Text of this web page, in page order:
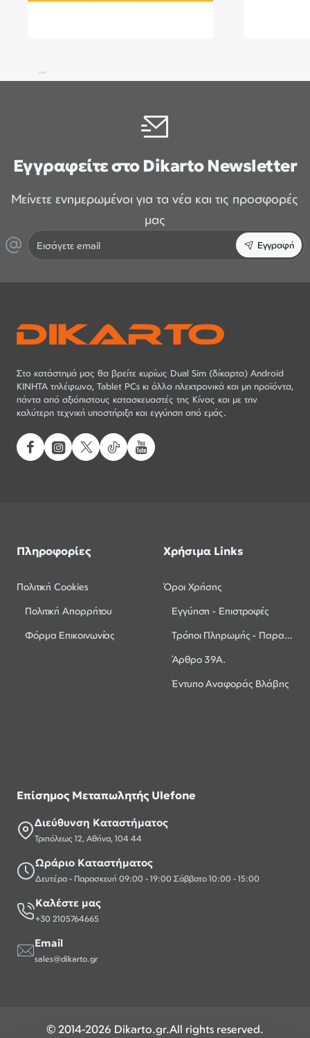
Εγγραφείτε στο Dikarto Newsletter
Μείνετε ενημερωμένοι για τα νέα και τις προσφορές
μας
Εισάγετε
email
Εγγραφή
Στο κατάστημά μας θα βρείτε κυρίως Dual Sim (δίκαρτα) Android
ΚΙΝΗΤΑ τηλέφωνα, Tablet PCs κι άλλα ηλεκτρονικά και μη προϊόντα,
πάντα από αξιόπιστους κατασκευαστές της Κίνας και με την
καλύτερη τεχνική υποστήριξη και εγγύηση από εμάς.
Πληροφορίες
Πολιτική Cookies
Πολιτική Απορρήτου
Φόρμα Επικοινωνίας
Χρήσιμα Links
Όροι Χρήσης
Εγγύηση - Επιστροφές
Τρόποι Πληρωμής - Παραλαβής
Άρθρο 39Α.
Έντυπο Αναφοράς Βλάβης
Επίσημος Μεταπωλητής Ulefone
Διεύθυνση Καταστήματος
Τριπόλεως 12, Αθήνα, 104 44
Ωράριο Καταστήματος
Δευτέρα - Παρασκευή 09:00 - 19:00 Σάββατο 10:00 - 15:00
Καλέστε μας
+30 2105764665
Email
sales@dikarto.gr
© 2014-2026 Dikarto.gr.All rights reserved.